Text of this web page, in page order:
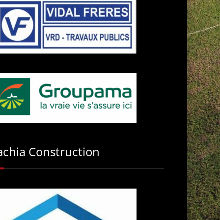
Construction